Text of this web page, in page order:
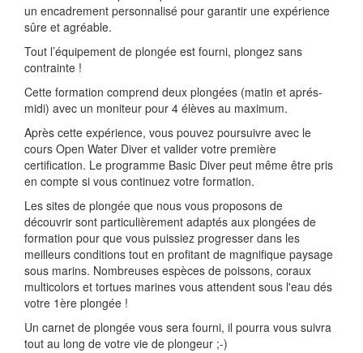
un encadrement personnalisé pour garantir une expérience
sûre et agréable.
Tout l’équipement de plongée est fourni, plongez sans
contrainte !
Cette formation comprend deux plongées (matin et aprés-
midi) avec un moniteur pour 4 élèves au maximum.
Après cette expérience, vous pouvez poursuivre avec le
cours Open Water Diver et valider votre première
certification. Le programme Basic Diver peut même être pris
en compte si vous continuez votre formation.
Les sites de plongée que nous vous proposons de
découvrir sont particulièrement adaptés aux plongées de
formation pour que vous puissiez progresser dans les
meilleurs conditions tout en profitant de magnifique paysage
sous marins. Nombreuses espèces de poissons, coraux
multicolors et tortues marines vous attendent sous l'eau dés
votre 1ère plongée !
Un carnet de plongée vous sera fourni, il pourra vous suivra
tout au long de votre vie de plongeur ;-)